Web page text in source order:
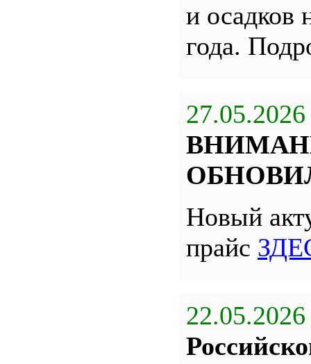
и осадков
года.
27.05.2026
Новый
прайс
22.05.2026